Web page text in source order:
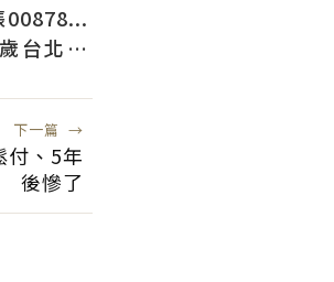
00878...
台北人
下一篇 →
付、5年
後慘了